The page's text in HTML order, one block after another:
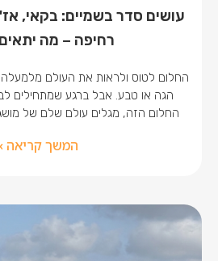
עושים סדר בשמיים: בקאי,
רחיפה – מה
החלום לטוס ולראות את העולם
הגה או טבע. אבל ברגע שמתחילים
החלום הזה, מגלים עולם שלם של
המשך קריאה